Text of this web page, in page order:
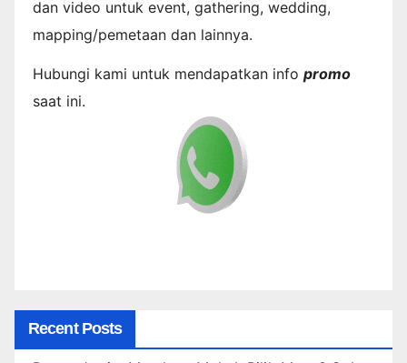
dan video untuk event, gathering, wedding,
mapping/pemetaan dan lainnya.
Hubungi kami untuk mendapatkan info promo
saat ini.
Recent Posts